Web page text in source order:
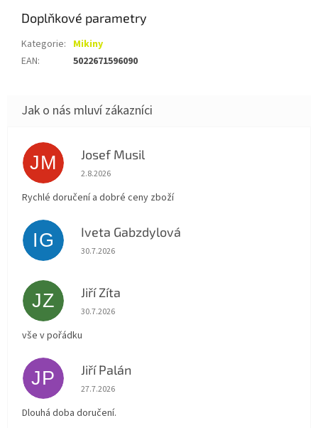
Doplňkové parametry
Kategorie: Mikiny
EAN: 5022671596090
JM Josef Musil
Hodnocení obchodu je 5 z 5 hvězdiček.
2.8.2026
Rychlé doručení a dobré ceny zboží
IG Iveta Gabzdylová
Hodnocení obchodu je 5 z 5 hvězdiček.
30.7.2026
JZ Jiří Zíta
Hodnocení obchodu je 5 z 5 hvězdiček.
30.7.2026
vše v pořádku
JP Jiří Palán
Hodnocení obchodu je 5 z 5 hvězdiček.
27.7.2026
Dlouhá doba doručení.